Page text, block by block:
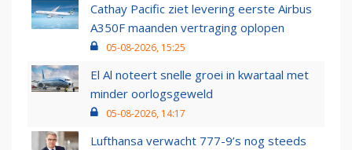
Cathay Pacific ziet levering eerste Airbus
A350F maanden vertraging oplopen
05-08-2026, 15:25
El Al noteert snelle groei in kwartaal met
minder oorlogsgeweld
05-08-2026, 14:17
Lufthansa verwacht 777-9’s nog steeds